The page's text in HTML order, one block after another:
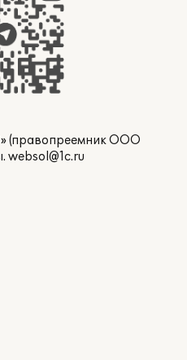
(правопреемник ООО
websol@1c.ru